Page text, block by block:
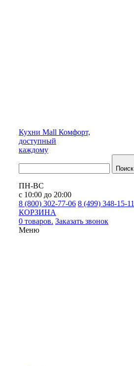
Кухни Mall Комфорт,
доступный
каждому
Поиск
ПН-ВС
с 10:00 до 20:00
8 (800) 302-77-06 8 (499) 348-15-11
КОРЗИНА
0 товаров. Заказать звонок
Меню